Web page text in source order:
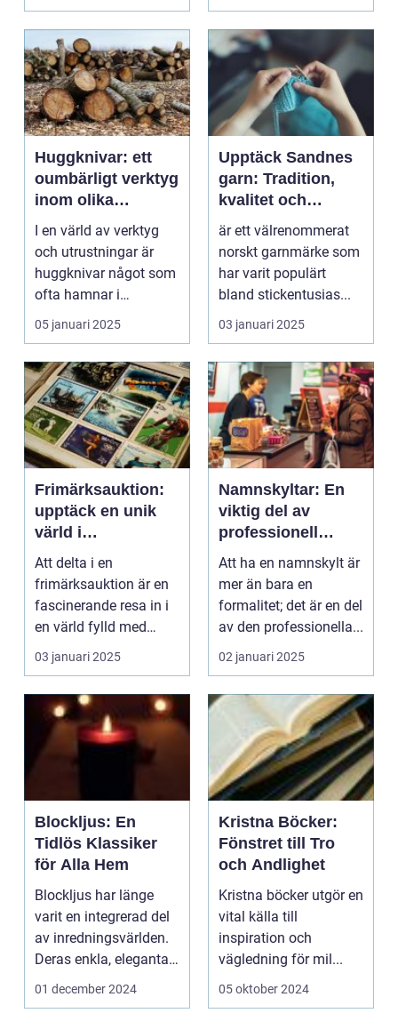
Huggknivar: ett
oumbärligt verktyg
inom olika
industrier
I en värld av verktyg
och utrustningar är
huggknivar något som
ofta hamnar i
skymund...
05 januari 2025
Upptäck Sandnes
garn: Tradition,
kvalitet och
modern design för
alla stickare
är ett välrenommerat
norskt garnmärke som
har varit populärt
bland stickentusias...
03 januari 2025
Frimärksauktion:
upptäck en unik
värld i
samlarsfären
Att delta i en
frimärksauktion är en
fascinerande resa in i
en värld fylld med
histor...
03 januari 2025
Namnskyltar: En
viktig del av
professionell
identitet
Att ha en namnskylt är
mer än bara en
formalitet; det är en del
av den professionella...
02 januari 2025
Blockljus: En
Tidlös Klassiker
för Alla Hem
Blockljus har länge
varit en integrerad del
av inredningsvärlden.
Deras enkla, eleganta
de...
01 december 2024
Kristna Böcker:
Fönstret till Tro
och Andlighet
Kristna böcker utgör en
vital källa till
inspiration och
vägledning för mil...
05 oktober 2024